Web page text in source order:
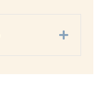
Expand